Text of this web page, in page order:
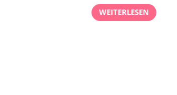
WEITERLESEN